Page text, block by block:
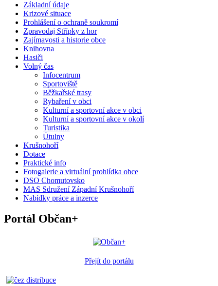
Základní údaje
Krizové situace
Prohlášení o ochraně soukromí
Zpravodaj Střípky z hor
Zajímavosti a historie obce
Knihovna
Hasiči
Volný čas
Infocentrum
Sportoviště
Běžkařské trasy
Rybaření v obci
Kulturní a sportovní akce v obci
Kulturní a sportovní akce v okolí
Turistika
Útulny
Krušnohoří
Dotace
Praktické info
Fotogalerie a virtuální prohlídka obce
DSO Chomutovsko
MAS Sdružení Západní Krušnohoří
Nabídky práce a inzerce
Portál Občan+
Přejít do portálu